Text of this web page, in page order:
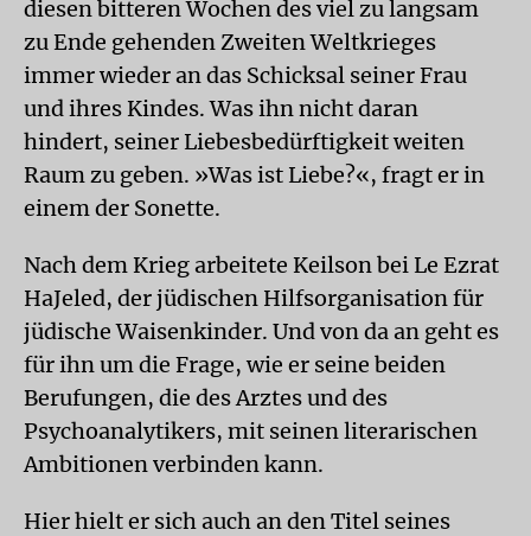
diesen bitteren Wochen des viel zu langsam
zu Ende gehenden Zweiten Weltkrieges
immer wieder an das Schicksal seiner Frau
und ihres Kindes. Was ihn nicht daran
hindert, seiner Liebesbedürftigkeit weiten
Raum zu geben. »Was ist Liebe?«, fragt er in
einem der Sonette.
Nach dem Krieg arbeitete Keilson bei Le Ezrat
HaJeled, der jüdischen Hilfsorganisation für
jüdische Waisenkinder. Und von da an geht es
für ihn um die Frage, wie er seine beiden
Berufungen, die des Arztes und des
Psychoanalytikers, mit seinen literarischen
Ambitionen verbinden kann.
Hier hielt er sich auch an den Titel seines